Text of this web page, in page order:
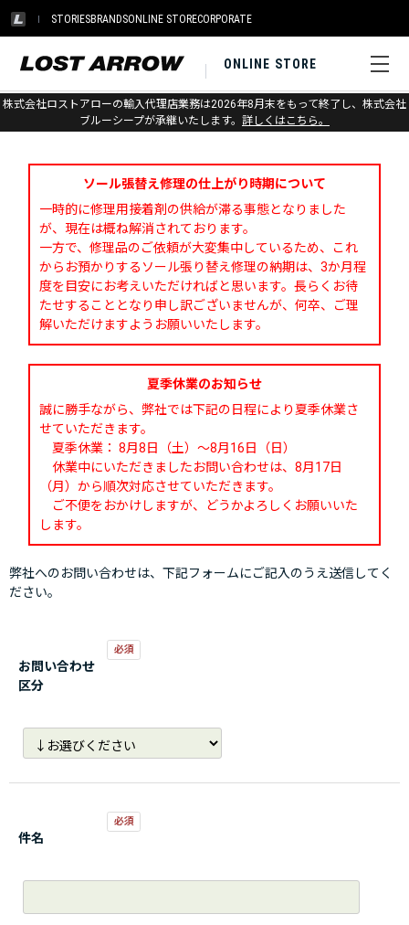
STORIESBRANDSONLINE STORECORPORATE
ONLINE STORE
株式会社ロストアローの輸入代理店業務は2026年8月末をもって終了し、株式会社
ブルーシープが承継いたします。 詳しくはこちら。
お問い合わせ
ソール張替え修理の仕上がり時期について
一時的に修理用接着剤の供給が滞る事態となりました
が、現在は概ね解消されております。
一方で、修理品のご依頼が大変集中しているため、これ
からお預かりするソール張り替え修理の納期は、3か月程
度を目安にお考えいただければと思います。長らくお待
たせすることとなり申し訳ございませんが、何卒、ご理
解いただけますようお願いいたします。
夏季休業のお知らせ
誠に勝手ながら、弊社では下記の日程により夏季休業さ
せていただきます。
夏季休業： 8月8日（土）～8月16日（日）
休業中にいただきましたお問い合わせは、8月17日
（月）から順次対応させていただきます。
ご不便をおかけしますが、どうかよろしくお願いいた
します。
弊社へのお問い合わせは、下記フォームにご記入のうえ送信してく
ださい。
お問い合わせ
区分
件名